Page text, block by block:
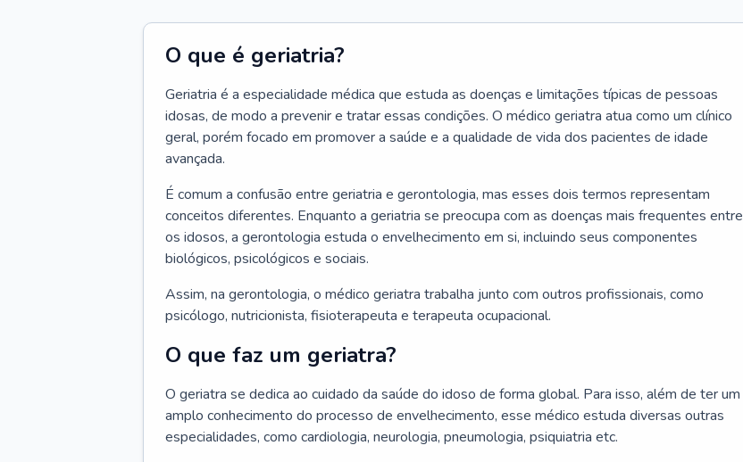
O que é geriatria?
Geriatria é a especialidade médica que estuda as doenças e limitações típicas de pessoas
idosas, de modo a prevenir e tratar essas condições. O médico geriatra atua como um clínico
geral, porém focado em promover a saúde e a qualidade de vida dos pacientes de idade
avançada.
É comum a confusão entre geriatria e gerontologia, mas esses dois termos representam
conceitos diferentes. Enquanto a geriatria se preocupa com as doenças mais frequentes entre
os idosos, a gerontologia estuda o envelhecimento em si, incluindo seus componentes
biológicos, psicológicos e sociais.
Assim, na gerontologia, o médico geriatra trabalha junto com outros profissionais, como
psicólogo, nutricionista, fisioterapeuta e terapeuta ocupacional.
O que faz um geriatra?
O geriatra se dedica ao cuidado da saúde do idoso de forma global. Para isso, além de ter um
amplo conhecimento do processo de envelhecimento, esse médico estuda diversas outras
especialidades, como cardiologia, neurologia, pneumologia, psiquiatria etc.